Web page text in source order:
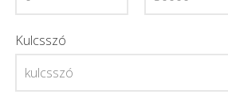
Kulcsszó